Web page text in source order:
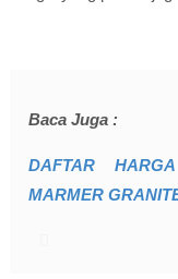
Baca Juga :
DAFTAR
MARMER